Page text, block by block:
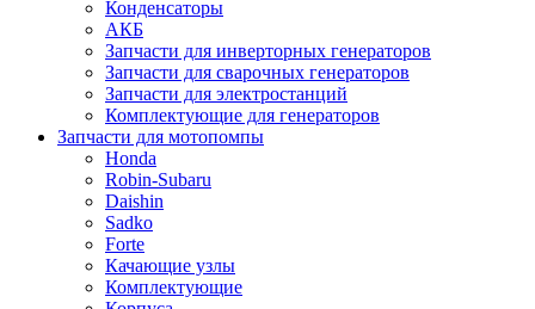
Конденсаторы
АКБ
Запчасти для инверторных генераторов
Запчасти для сварочных генераторов
Запчасти для электростанций
Комплектующие для генераторов
Запчасти для мотопомпы
Honda
Robin-Subaru
Daishin
Sadko
Forte
Качающие узлы
Комплектующие